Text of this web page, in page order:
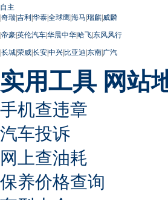
自主
|奇瑞|吉利|华泰|全球鹰|海马|瑞麒|威麟
|帝豪|英伦汽车|华晨中华|哈飞|东风风行
|长城|荣威|长安|中兴|比亚迪|东南|广汽
实用工具 网站
手机查违章
汽车投诉
网上查油耗
保养价格查询